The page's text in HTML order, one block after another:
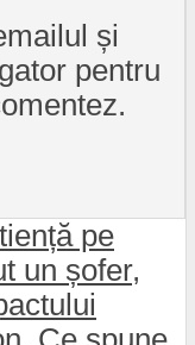
și
pentru
pe
un șofer,